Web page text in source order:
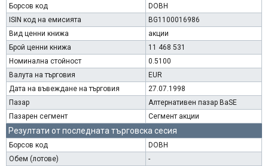
Борсов код
DOBH
ISIN код на емисията
BG1100016986
Вид ценни книжа
акции
Брой ценни книжа
11 468 531
Номинална стойност
0.5100
Валута на търговия
EUR
Дата на въвеждане на търговия
27.07.1998
Пазар
Алтернативен пазар BaSE
Пазарен сегмент
Сегмент акции
Резултати от последната търговска сесия
Борсов код
DOBH
Обем (лотове)
-